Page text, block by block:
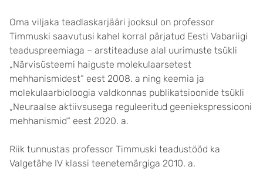
Oma viljaka teadlaskarjääri jooksul on professor
Timmuski saavutusi kahel korral pärjatud Eesti Vabariigi
teaduspreemiaga – arstiteaduse alal uurimuste tsükli
„Närvisüsteemi haiguste molekulaarsetest
mehhanismidest“ eest 2008. a ning keemia ja
molekulaarbioloogia valdkonnas publikatsioonide tsükli
„Neuraalse aktiivsusega reguleeritud geeniekspressiooni
mehhanismid“ eest 2020. a.
Riik tunnustas professor Timmuski teadustööd ka
Valgetähe IV klassi teenetemärgiga 2010. a.